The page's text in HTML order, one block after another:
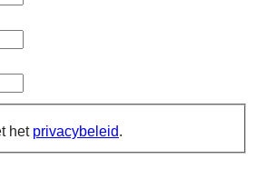
het privacybeleid.